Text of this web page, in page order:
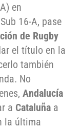
en
16-A, pase
de Rugby
el título en la
también
No
Andalucía
a Cataluña a
la última